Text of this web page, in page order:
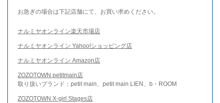
お急ぎの場合は下記店舗にて、お買い求めください。
ナルミヤオンライン楽天市場店
ナルミヤオンライン Yahoo!ショッピング店
ナルミヤオンライン Amazon店
ZOZOTOWN petitmain店
取り扱いブランド：petit main、petit main LIEN、b・ROOM
ZOZOTOWN X-girl Stages店